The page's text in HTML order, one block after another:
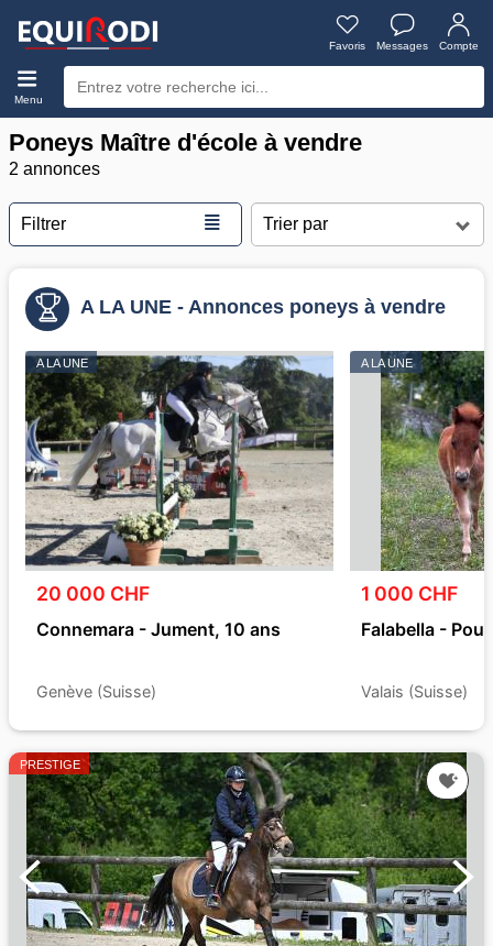
Favoris Messages Compte
Menu
Poneys Maître d'école à vendre
2 annonces
Filtrer ≣
A LA UNE - Annonces poneys à vendre
A LA UNE
20 000 CHF
Connemara - Jument, 10 ans
Genève (Suisse)
A LA UNE
1 000 CHF
Falabella -
Valais (Suisse)
PRESTIGE